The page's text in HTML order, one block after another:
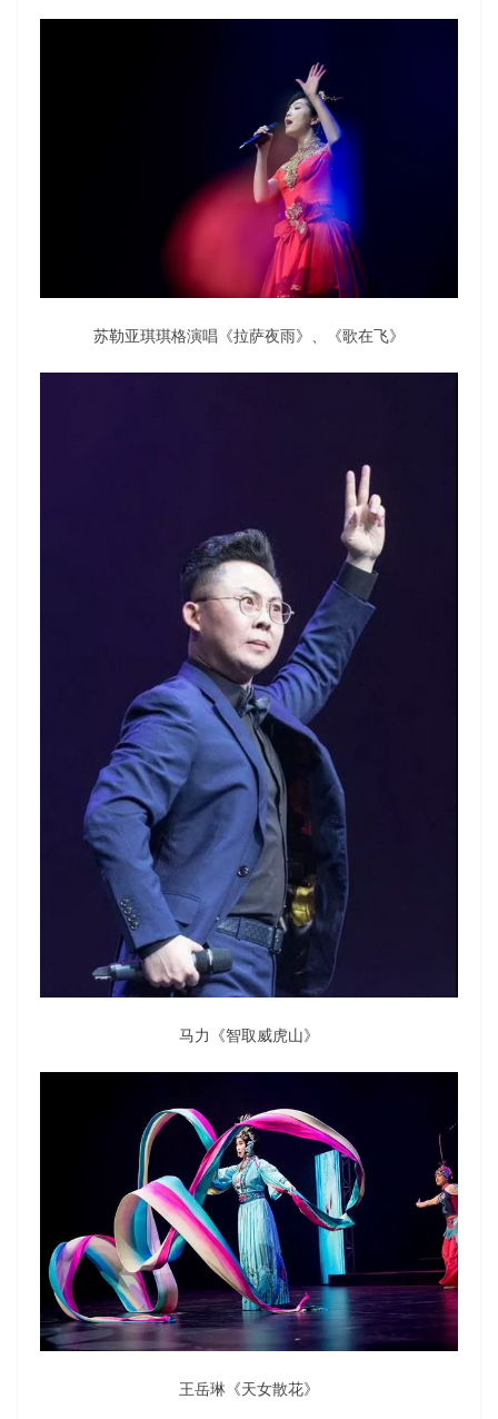
苏勒亚琪琪格演唱《拉萨夜雨》、《歌在飞》
马力《智取威虎山》
王岳琳《天女散花》